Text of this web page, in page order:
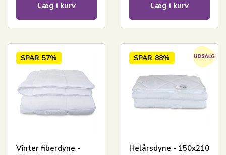
Læg i kurv Læg i kurv
SPAR 57%
Vinter fiberdyne -
SPAR 88%
Helårsdyne - 150x210